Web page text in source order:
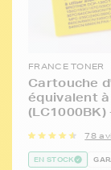
FRANCE TONER
Cartouche
équivalent à
78
EN STOCK